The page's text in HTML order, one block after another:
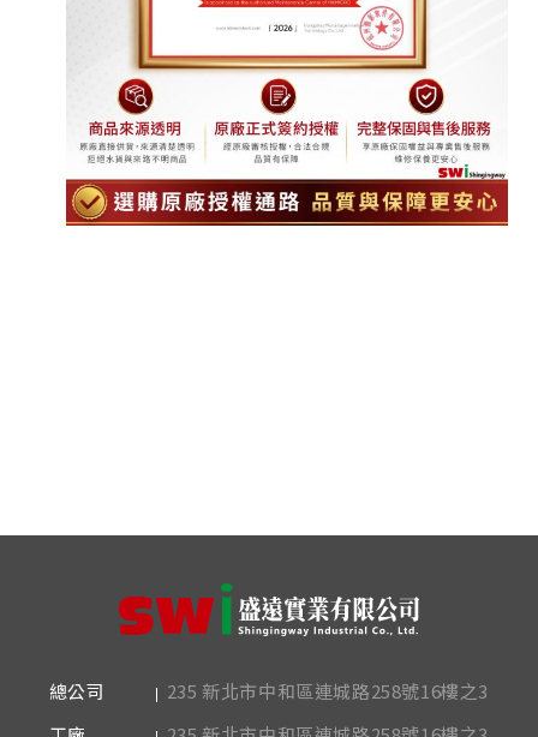
總公司
235 新北市中和區連城路258號16樓之3